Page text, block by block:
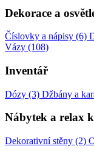
Dekorace a
Číslovky a nápisy (6)
Vázy (108)
Inventář
Dózy (3) Džbány a
Nábytek a relax
Dekorativní stěny (2)